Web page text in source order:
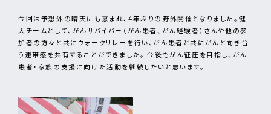
今回は予想外の晴天にも恵まれ、4年ぶりの野外開催となりました。健
大チームとして、がんサバイバー（がん患者、がん経験者）さんや他の参
加者の方々と共にウォークリレーを行い、がん患者と共にがんと向き合
う連帯感を共有することができました。 今後もがん征圧を目指し、がん
患者・家族の支援に向けた活動を継続したいと思います。